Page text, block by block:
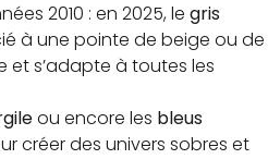
2010 : en 2025, le gris
à une pointe de beige ou de
et s’adapte à toutes les
ou encore les bleus
créer des univers sobres et